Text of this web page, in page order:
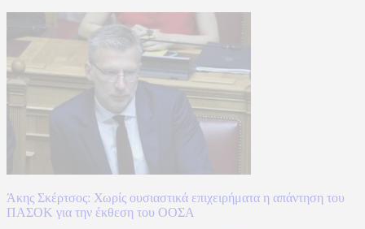
Άκης Σκέρτσος: Χωρίς ουσιαστικά επιχειρήματα η απάντηση του
ΠΑΣΟΚ για την έκθεση του ΟΟΣΑ